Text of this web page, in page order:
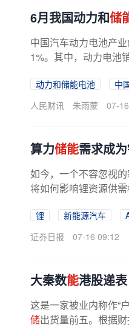
6月我国动力和储
中国汽车动力电池产
1%。其中，动力电池
动力和储能电池 中
人民财讯
朱雨蒙 07-
算力储能需求成
如今，一个不容忽视
将如何影响锂资源供
锂 新能源汽车
证券日报
07-16 09:12
大秦数能港股递表
这是一家被业内称作“户
储出货量前五。根据